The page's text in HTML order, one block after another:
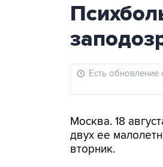
Есть обновление
Москва. 18
двух ее
вторник.